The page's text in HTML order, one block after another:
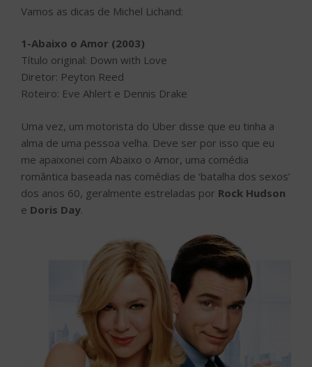
Vamos as dicas de Michel Lichand:
1-Abaixo o Amor (2003)
Título original: Down with Love
Diretor: Peyton Reed
Roteiro: Eve Ahlert e Dennis Drake
Uma vez, um motorista do Uber disse que eu tinha a
alma de uma pessoa velha. Deve ser por isso que eu
me apaixonei com Abaixo o Amor, uma comédia
romântica baseada nas comédias de ‘batalha dos sexos’
dos anos 60, geralmente estreladas por Rock Hudson
e Doris Day.